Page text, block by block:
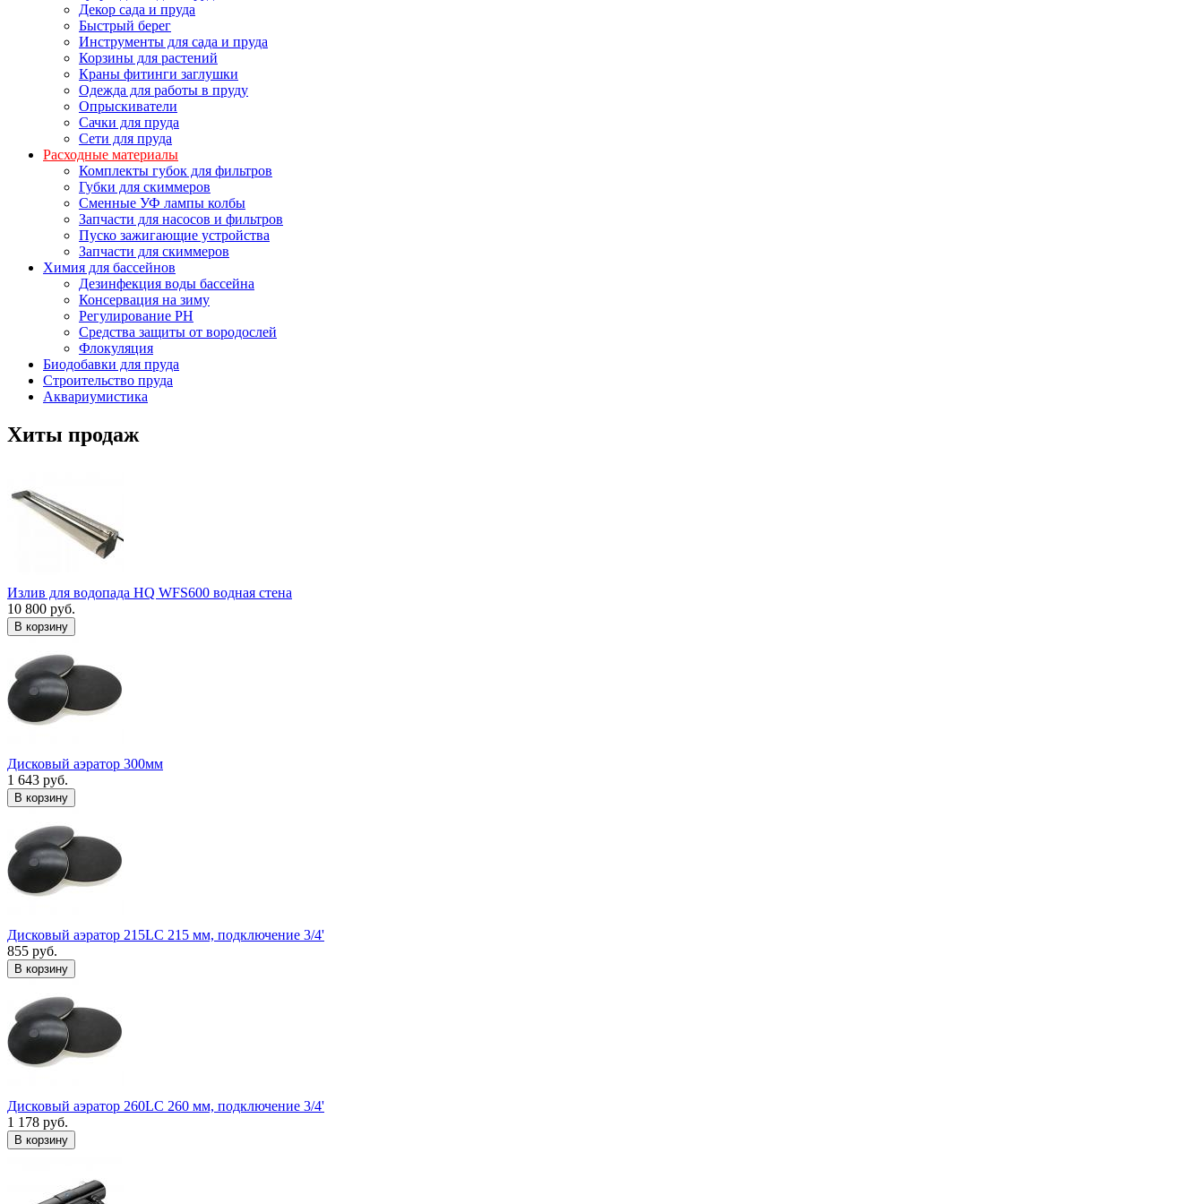
Декор сада и пруда
Быстрый берег
Инструменты для сада и пруда
Корзины для растений
Краны фитинги заглушки
Одежда для работы в пруду
Опрыскиватели
Сачки для пруда
Сети для пруда
Расходные материалы
Комплекты губок для фильтров
Губки для скиммеров
Сменные УФ лампы колбы
Запчасти для насосов и фильтров
Пуско зажигающие устройства
Запчасти для скиммеров
Химия для бассейнов
Дезинфекция воды бассейна
Консервация на зиму
Регулирование PH
Средства защиты от вородослей
Флокуляция
Биодобавки для пруда
Строительство пруда
Аквариумистика
Хиты продаж
Излив для водопада HQ WFS600 водная стена
10 800 руб.
В корзину
Дисковый аэратор 300мм
1 643 руб.
В корзину
Дисковый аэратор 215LC 215 мм, подключение 3/4'
855 руб.
В корзину
Дисковый аэратор 260LC 260 мм, подключение 3/4'
1 178 руб.
В корзину